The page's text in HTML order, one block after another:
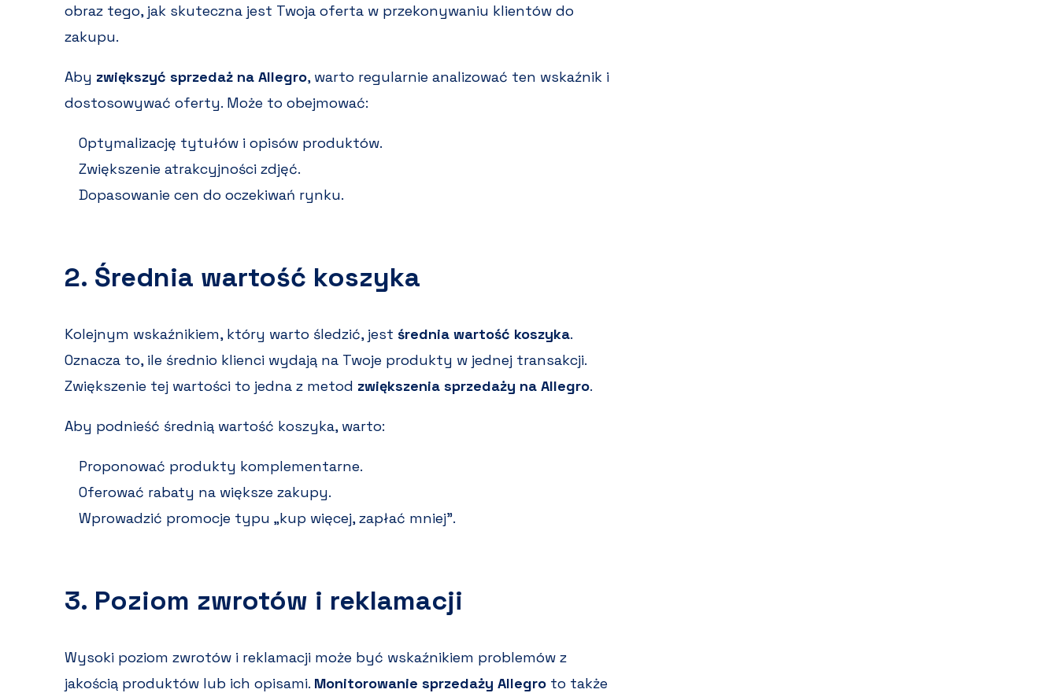
obraz tego, jak skuteczna jest Twoja oferta w przekonywaniu klientów do
zakupu.
Aby zwiększyć sprzedaż na Allegro, warto regularnie analizować ten wskaźnik i
dostosowywać oferty. Może to obejmować:
Optymalizację tytułów i opisów produktów.
Zwiększenie atrakcyjności zdjęć.
Dopasowanie cen do oczekiwań rynku.
2. Średnia wartość koszyka
Kolejnym wskaźnikiem, który warto śledzić, jest średnia wartość koszyka.
Oznacza to, ile średnio klienci wydają na Twoje produkty w jednej transakcji.
Zwiększenie tej wartości to jedna z metod zwiększenia sprzedaży na Allegro.
Aby podnieść średnią wartość koszyka, warto:
Proponować produkty komplementarne.
Oferować rabaty na większe zakupy.
Wprowadzić promocje typu „kup więcej, zapłać mniej”.
3. Poziom zwrotów i reklamacji
Wysoki poziom zwrotów i reklamacji może być wskaźnikiem problemów z
jakością produktów lub ich opisami. Monitorowanie sprzedaży Allegro to także